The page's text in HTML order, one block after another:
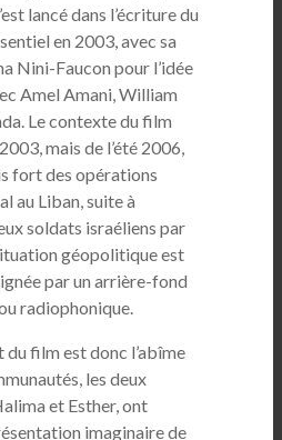
lancé dans l’écriture du
en 2003, avec sa
Nini-Faucon pour l’idée
Amel Amani, William
Le contexte du film
mais de l’été 2006,
fort des opérations
au Liban, suite à
soldats israéliens par
géopolitique est
par un arrière-fond
radiophonique.
film est donc l’abîme
les deux
et Esther, ont
imaginaire de